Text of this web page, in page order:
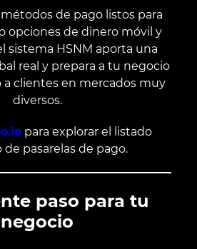
de pago listos para
opciones de dinero móvil y
sistema HSNM aporta una
real y prepara a tu negocio
a clientes en mercados muy
diversos.
para explorar el listado
pasarelas de pago.
paso para tu
negocio